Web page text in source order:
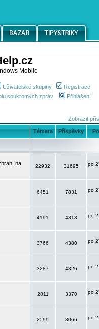
Mobile
Uživatelské skupiny
Registrace
soukromých zpráv Přihlášení
Zobrazit
Témata Příspěvky
na
22932 31695 po
6451 7831 po
4191 4818 po
3766 4380 po
3287 4326 po
2811 3370 po
2599 3066 po